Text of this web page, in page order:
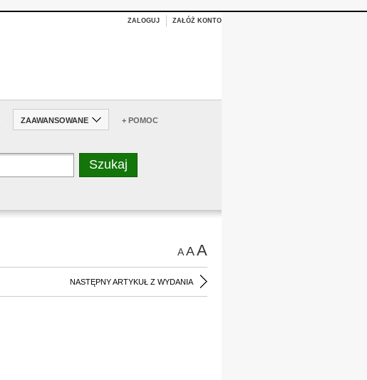
ZALOGUJ ZAŁÓŻ KONTO
ZAAWANSOWANE + POMOC
AAA
NASTĘPNY ARTYKUŁ Z WYDANIA